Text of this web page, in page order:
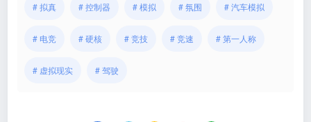
# 拟真 # 控制器 # 模拟 # 氛围 # 汽车模拟
# 电竞 # 硬核 # 竞技 # 竞速 # 第一人称
# 虚拟现实 # 驾驶